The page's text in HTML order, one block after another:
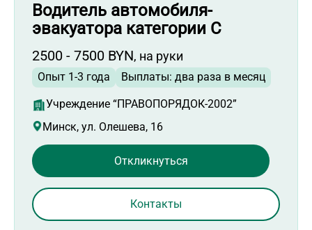
Водитель автомобиля-
эвакуатора категории С
2500 - 7500 BYN, на руки
Опыт 1-3 года Выплаты: два раза в месяц
Учреждение “ПРАВОПОРЯДОК-2002”
Минск, ул. Олешева, 16
Откликнуться
Контакты